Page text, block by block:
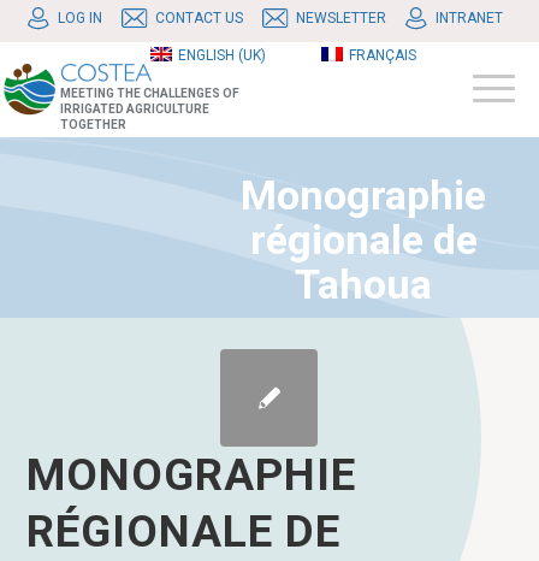
LOG IN CONTACT US NEWSLETTER INTRANET
ENGLISH (UK) FRANÇAIS
MEETING THE CHALLENGES OF
IRRIGATED AGRICULTURE
TOGETHER
Monographie
régionale de
Tahoua
MONOGRAPHIE
RÉGIONALE DE